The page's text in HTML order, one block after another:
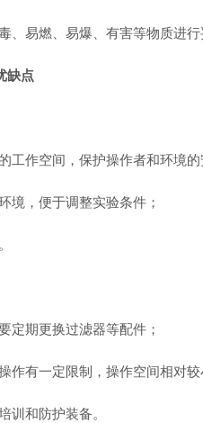
、易燃、易爆、有害等物质进
缺点
工作空间，保护操作者和环境
境，便于调整实验条件；
定期更换过滤器等配件；
作有一定限制，操作空间相对
训和防护装备。